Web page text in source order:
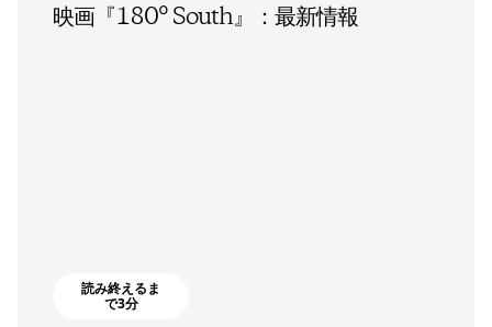
映画『180° South』：最新情報
読み終えるま
で3分